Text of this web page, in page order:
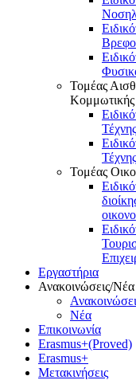
Τομέας
Κομμωτικής
Τέχνης
Τέχνης
Τομέας
Εργαστήρια
Ανακοινώσεις/Νέα
Νέα
Επικοινωνία
Erasmus+(Proved)
Erasmus+
Μετακινήσεις